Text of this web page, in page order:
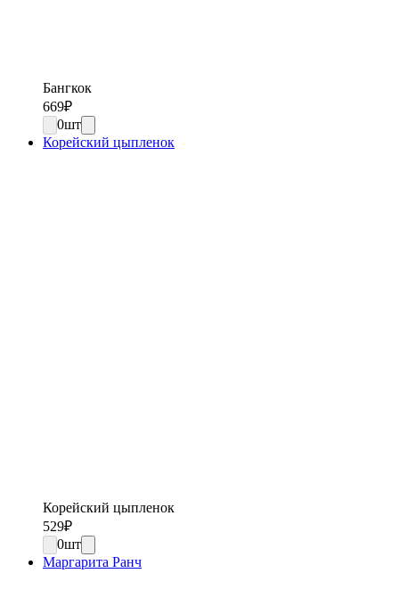
Бангкок
669₽
0шт
Корейский цыпленок
Корейский цыпленок
529₽
0шт
Маргарита Ранч